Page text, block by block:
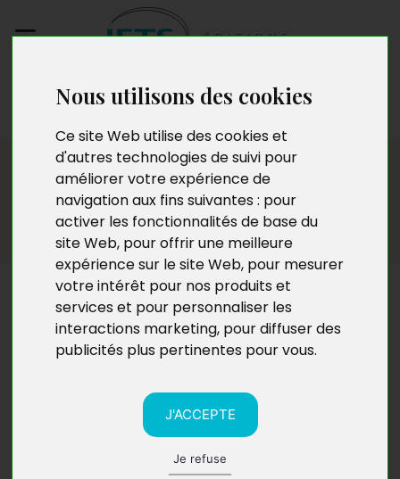
Nous utilisons des cookies
Ce site Web utilise des cookies et
d'autres technologies de suivi pour
améliorer votre expérience de
navigation aux fins suivantes : pour
activer les fonctionnalités de base du
site Web, pour offrir une meilleure
expérience sur le site Web, pour mesurer
votre intérêt pour nos produits et
services et pour personnaliser les
interactions marketing, pour diffuser des
publicités plus pertinentes pour vous.
J'ACCEPTE
Je refuse
Envoyez votre
Cuisine
Cuisine